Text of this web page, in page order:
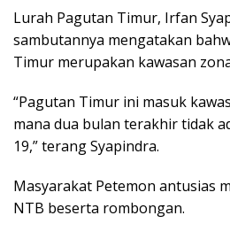
Lurah Pagutan Timur, Irfan
sambutannya mengatakan
Timur merupakan kawasan
“Pagutan Timur ini masuk
mana dua bulan terakhir tidak
19,” terang Syapindra.
Masyarakat Petemon antusias
NTB beserta rombongan.